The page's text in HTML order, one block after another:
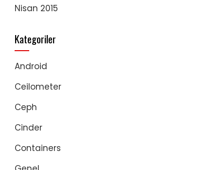
Nisan 2015
Kategoriler
Android
Ceilometer
Ceph
Cinder
Containers